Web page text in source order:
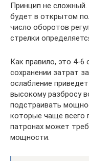
Принцип не
будет в открытом
число оборотов
стрелки
Как правило, это 4-
сохранении затрат
ослабление
высокому разбросу
подстраивать
которые чаще всего
патронах может
мощности.